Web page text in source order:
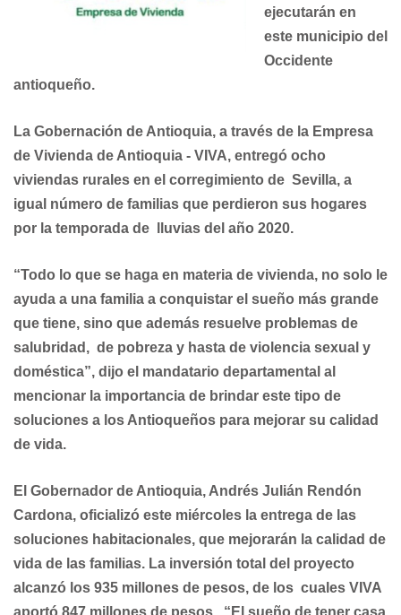
ejecutarán en
este municipio del
Occidente
antioqueño.
La Gobernación de Antioquia, a través de la Empresa
de Vivienda de Antioquia - VIVA, entregó ocho
viviendas rurales en el corregimiento de Sevilla, a
igual número de familias que perdieron sus hogares
por la temporada de lluvias del año 2020.
“Todo lo que se haga en materia de vivienda, no solo le
ayuda a una familia a conquistar el sueño más grande
que tiene, sino que además resuelve problemas de
salubridad, de pobreza y hasta de violencia sexual y
doméstica”, dijo el mandatario departamental al
mencionar la importancia de brindar este tipo de
soluciones a los Antioqueños para mejorar su calidad
de vida.
El Gobernador de Antioquia, Andrés Julián Rendón
Cardona, oficializó este miércoles la entrega de las
soluciones habitacionales, que mejorarán la calidad de
vida de las familias. La inversión total del proyecto
alcanzó los 935 millones de pesos, de los cuales VIVA